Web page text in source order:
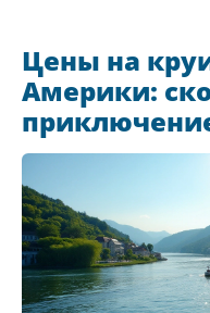
советы, как
Такой материал
тем, кто мечтает о
просто любит
Цены на
Америки: